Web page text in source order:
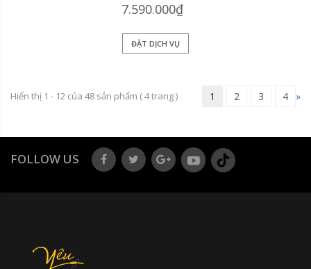
7.590.000₫
ĐẶT DỊCH VỤ
Hiển thị 1 - 12 của 48 sản phẩm (4trang ) 1 2 3 4 »
FOLLOW US